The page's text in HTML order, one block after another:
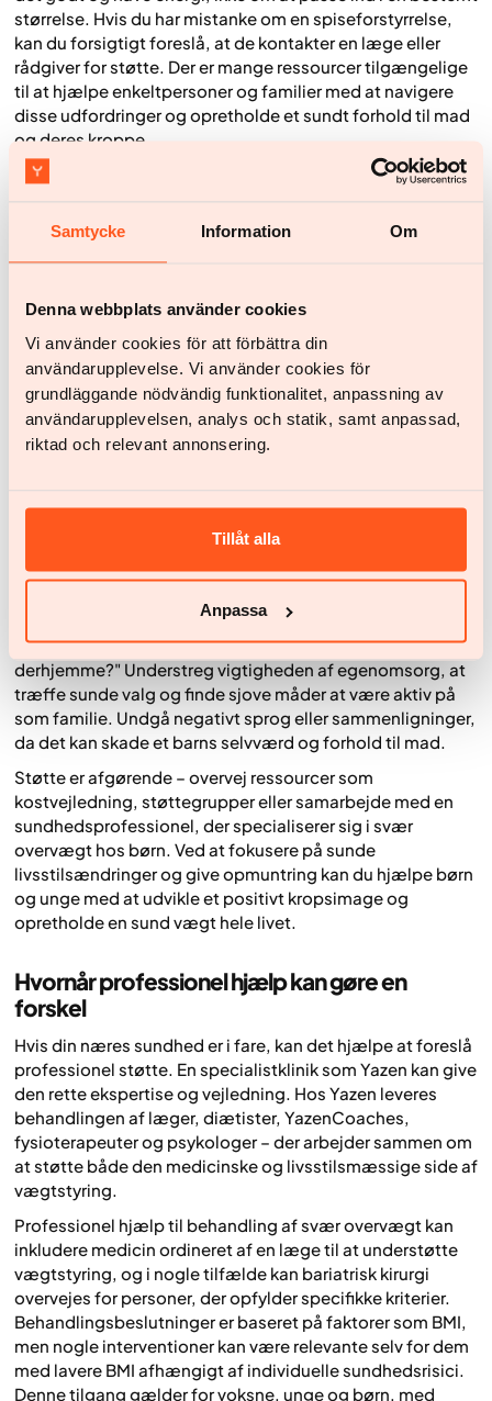
Samtycke Information Om
Denna webbplats använder cookies
Vi använder cookies för att förbättra din
användarupplevelse. Vi använder cookies för
grundläggande nödvändig funktionalitet, anpassning av
användarupplevelsen, analys och statik, samt anpassad,
riktad och relevant annonsering.
Tillåt alla
Anpassa
størrelse. Hvis du har mistanke om en spiseforstyrrelse,
kan du forsigtigt foreslå, at de kontakter en læge eller
rådgiver for støtte. Der er mange ressourcer tilgængelige
til at hjælpe enkeltpersoner og familier med at navigere
disse udfordringer og opretholde et sundt forhold til mad
og deres kroppe.
Bemærk venligst:
Yazen diagnosticerer ikke og tilbyder
ikke specialiseret behandling for spiseforstyrrelser. Hvis
du eller nogen, du holder af, muligvis lider af en
spiseforstyrrelse, anbefaler vi kraftigt at søge dedikeret
At støtte børn og unge i samtaler om vægt
At tale om vægt med børn og unge kræver ekstra
følsomhed. Svær overvægt hos børn er en voksende
bekymring, men fokus bør altid være på at opbygge
Forældre og sundhedsprofessionelle kan gøre en stor
forskel ved at opmuntre til sunde livsstilsændringer – som
øget fysisk aktivitet og sund kost – på en positiv og
"Hvilke aktiviteter nyder du, der får dig til at bevæge dig?"
eller "Hvordan har du det med den mad, vi spiser
derhjemme?" Understreg vigtigheden af egenomsorg, at
træffe sunde valg og finde sjove måder at være aktiv på
som familie. Undgå negativt sprog eller sammenligninger,
da det kan skade et barns selvværd og forhold til mad.
Støtte er afgørende – overvej ressourcer som
kostvejledning, støttegrupper eller samarbejde med en
sundhedsprofessionel, der specialiserer sig i svær
overvægt hos børn. Ved at fokusere på sunde
livsstilsændringer og give opmuntring kan du hjælpe børn
og unge med at udvikle et positivt kropsimage og
opretholde en sund vægt hele livet.
Hvornår professionel hjælp kan gøre en
forskel
Hvis din næres sundhed er i fare, kan det hjælpe at foreslå
professionel støtte. En specialistklinik som Yazen kan give
den rette ekspertise og vejledning. Hos Yazen leveres
behandlingen af læger, diætister, YazenCoaches,
fysioterapeuter og psykologer – der arbejder sammen om
at støtte både den medicinske og livsstilsmæssige side af
vægtstyring.
Professionel hjælp til behandling af svær overvægt kan
inkludere medicin ordineret af en læge til at understøtte
vægtstyring, og i nogle tilfælde kan bariatrisk kirurgi
overvejes for personer, der opfylder specifikke kriterier.
Behandlingsbeslutninger er baseret på faktorer som BMI,
men nogle interventioner kan være relevante selv for dem
med lavere BMI afhængigt af individuelle sundhedsrisici.
Denne tilgang gælder for voksne, unge og børn, med